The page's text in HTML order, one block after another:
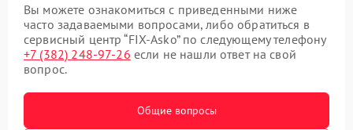
Вы можете ознакомиться с приведенными ниже
часто задаваемыми вопросами, либо обратиться в
сервисный центр “FIX-Asko” по следующему телефону
+7 (382) 248-97-26 если не нашли ответ на свой
вопрос.
Общие вопросы